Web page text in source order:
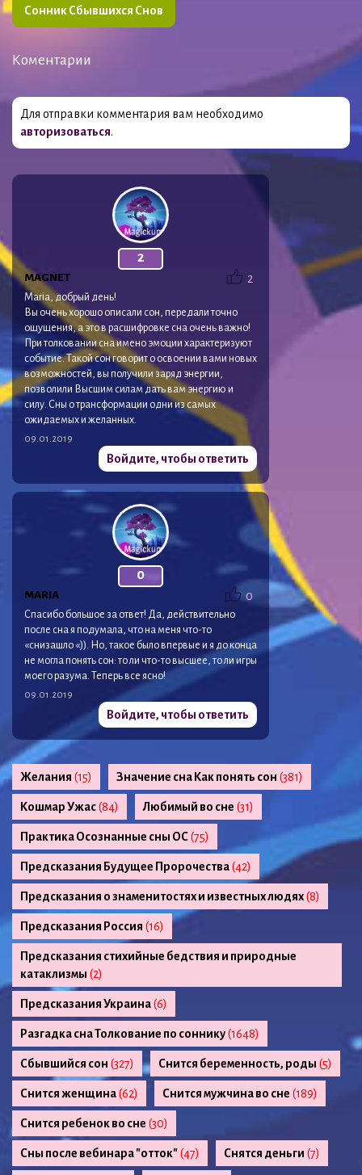
Сонник Сбывшихся Снов
Коментарии
Для отправки комментария вам необходимо
авторизоваться.
2
2
MAGNET
Maria, добрый день!
Вы очень хорошо описали сон, передали точно
ощущения, а это в расшифровке сна очень важно!
При толковании сна имено эмоции характеризуют
событие. Такой сон говорит о освоении вами новых
возможностей, вы получили заряд энергии,
позволили Высшим силам дать вам энергию и
силу. Сны о трансформации одни из самых
ожидаемых и желанных.
09.01.2019
Войдите, чтобы ответить
0
0
MARIA
Спасибо большое за ответ! Да, действительно
после сна я подумала, что на меня что-то
«снизашло «)). Но, такое было впервые и я до конца
не могла понять сон: то ли что-то высшее, то ли игры
моего разума. Теперь все ясно!
09.01.2019
Войдите, чтобы ответить
Желания (15) Значение сна Как понять сон (381)
Кошмар Ужас(84) Любимый во сне (31)
Практика Осознанные сны ОС(75)
Предсказания Будущее Пророчества(42)
Предсказания о знаменитостях и известных людях(8)
Предсказания Россия (16)
Предсказания стихийные бедствия и природные
катаклизмы (2)
Предсказания Украина(6)
Разгадка сна Толкование по соннику(1648)
Сбывшийся сон (327) Снится беременность, роды (5)
Снится женщина(62) Снится мужчина во сне (189)
Снится ребенок во сне (30)
Сны после вебинара "отток"(47) Снятся деньги (7)